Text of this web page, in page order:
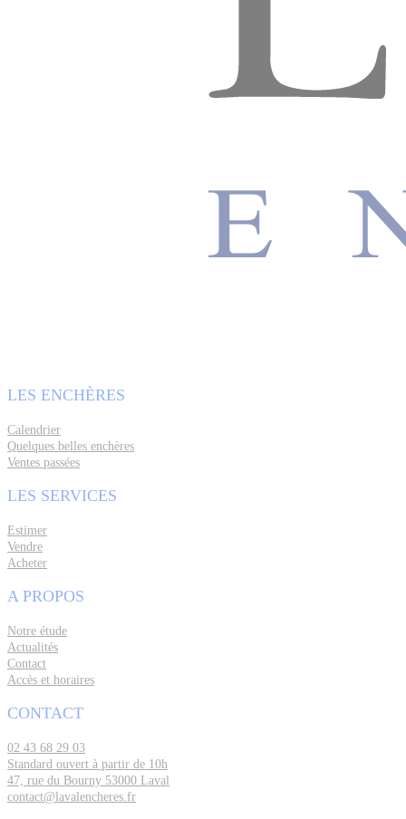
LES ENCHÈRES
Calendrier
Quelques belles enchères
Ventes passées
LES SERVICES
Estimer
Vendre
Acheter
A PROPOS
Notre étude
Actualités
Contact
Accès et horaires
CONTACT
02 43 68 29 03
Standard ouvert à partir de 10h
47, rue du Bourny 53000 Laval
contact@lavalencheres.fr